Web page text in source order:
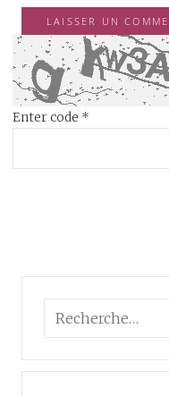
Enter code *